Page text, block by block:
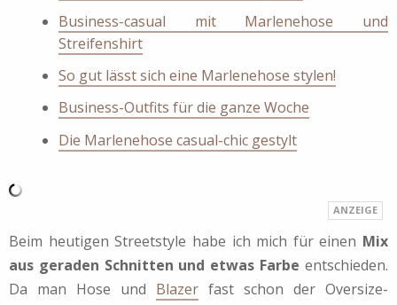
Business-casual mit Marlenehose und
Streifenshirt
So gut lässt sich eine Marlenehose stylen!
Business-Outfits für die ganze Woche
Die Marlenehose casual-chic gestylt
Beim heutigen Streetstyle habe ich mich für einen Mix
aus geraden Schnitten und etwas Farbe entschieden.
Da man Hose und Blazer fast schon der Oversize-